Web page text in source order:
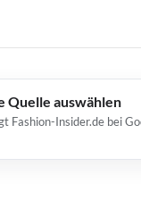
Quelle auswählen
Fashion-Insider.de bei